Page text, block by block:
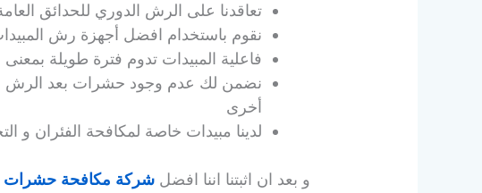
تعاقدنا على الرش الدوري للحدائق العامة
نقوم باستخدام افضل أجهزة رش
فاعلية المبيدات تدوم فترة طويلة
نضمن لك عدم وجود حشرات بعد الرش و
أخرى
لدينا مبيدات خاصة لمكافحة الفئران و
و بعد ان اثبتنا اننا افضلشركة مكافحة حشرات